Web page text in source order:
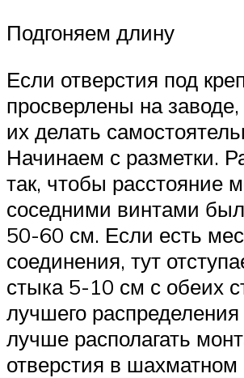
Подгоняем длину
Если отверстия под
просверлены на
их делать
Начинаем с разметки.
так, чтобы расстояние
соседними винтами
50-60 см. Если есть
соединения, тут
стыка 5-10 см с обеих
лучшего распределения
лучше располагать
отверстия в шахматном